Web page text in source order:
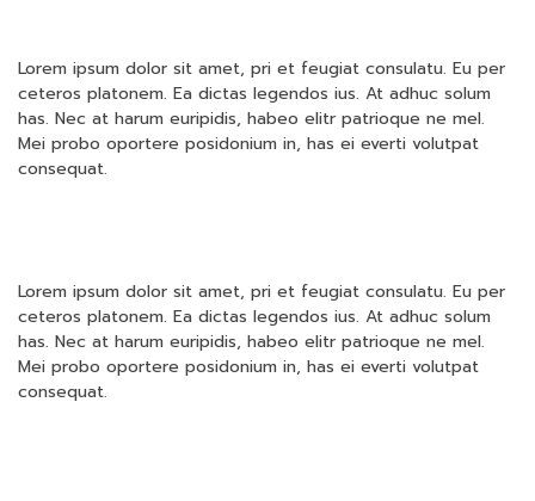
Lorem ipsum dolor sit amet, pri et feugiat consulatu. Eu per
ceteros platonem. Ea dictas legendos ius. At adhuc solum
has. Nec at harum euripidis, habeo elitr patrioque ne mel.
Mei probo oportere posidonium in, has ei everti volutpat
consequat.
Lorem ipsum dolor sit amet, pri et feugiat consulatu. Eu per
ceteros platonem. Ea dictas legendos ius. At adhuc solum
has. Nec at harum euripidis, habeo elitr patrioque ne mel.
Mei probo oportere posidonium in, has ei everti volutpat
consequat.